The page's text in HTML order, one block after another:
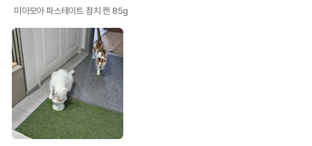
미아모아 파스테이트 참치 캔 85g